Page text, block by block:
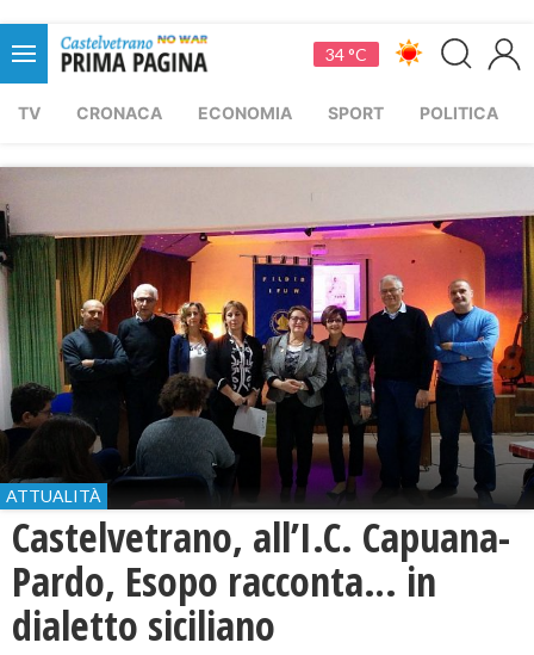
34 °C
TV CRONACA ECONOMIA SPORT POLITICA
ATTUALITÀ
Castelvetrano, all’I.C. Capuana-
Pardo, Esopo racconta… in
dialetto siciliano